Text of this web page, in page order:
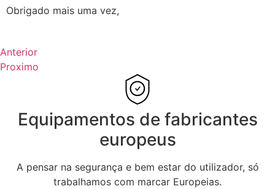
Obrigado mais uma vez,
Anterior
Proximo
Equipamentos de fabricantes
europeus
A pensar na segurança e bem estar do utilizador, só
trabalhamos com marcar Europeias.